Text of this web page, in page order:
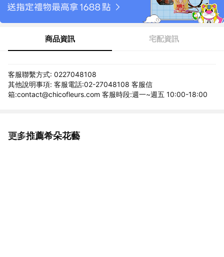
商品資訊 宅配資訊
客服聯繫方式: 0227048108
其他說明事項: 客服電話:02-27048108 客服信
箱:contact@chicofleurs.com 客服時段:週一~週五 10:00-18:00
更多推薦希朵花藝
看更多